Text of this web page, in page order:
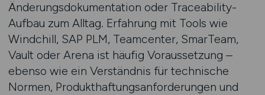
Änderungsdokumentation oder Traceability-
Aufbau zum Alltag. Erfahrung mit Tools wie
Windchill, SAP PLM, Teamcenter, SmarTeam,
Vault oder Arena ist häufig Voraussetzung –
ebenso wie ein Verständnis für technische
Normen, Produkthaftungsanforderungen und